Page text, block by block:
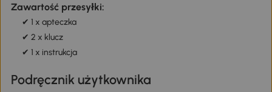
Zawartość przesyłki:
✔ 1 x apteczka
✔ 2 x klucz
✔ 1 x instrukcja
Podręcznik użytkownika